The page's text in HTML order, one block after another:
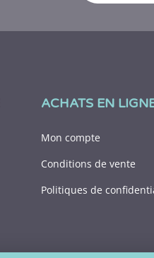
ACHATS EN
Mon compte
Conditions de vente
Politiques de